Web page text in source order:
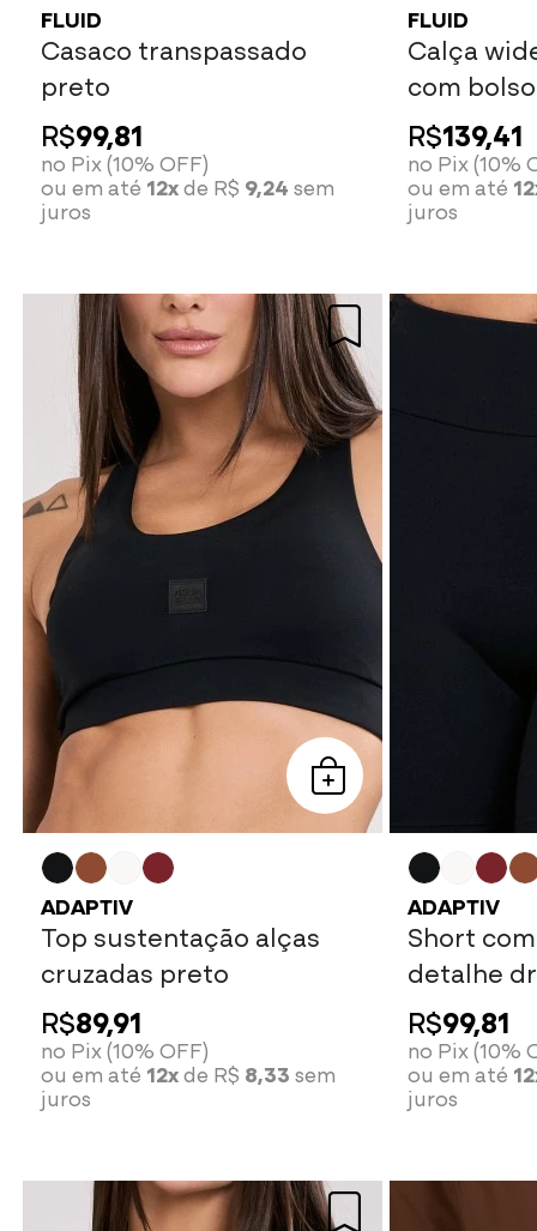
FLUID
Casaco transpassado
preto
R$99,81
no Pix (10% OFF)
ou em até 12xde R$ 9,24 sem
juros
FLUID
Calça
com
R$139,41
no Pix (10%
ou em até
juros
ADAPTIV
Top sustentação alças
cruzadas preto
R$89,91
no Pix (10% OFF)
ou em até 12xde R$ 8,33 sem
juros
ADAPTIV
Short
detalhe
R$99,81
no Pix (10%
ou em até
juros